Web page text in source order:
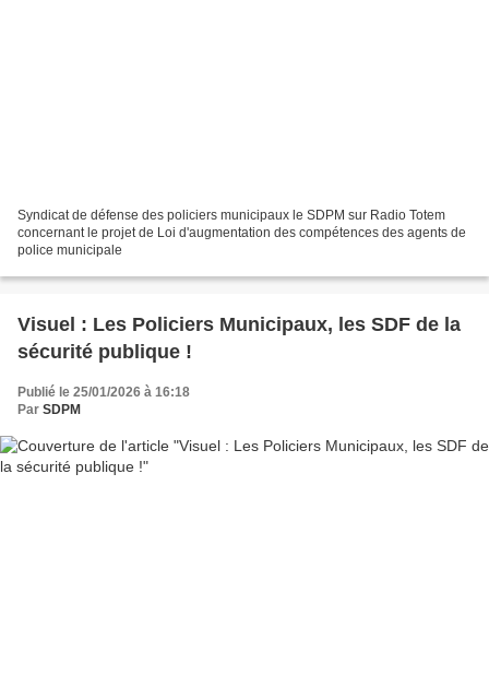
Syndicat de défense des policiers municipaux le SDPM sur Radio Totem
concernant le projet de Loi d'augmentation des compétences des agents de
police municipale
Visuel : Les Policiers Municipaux, les SDF de la
sécurité publique !
Publié le 25/01/2026 à 16:18
Par SDPM